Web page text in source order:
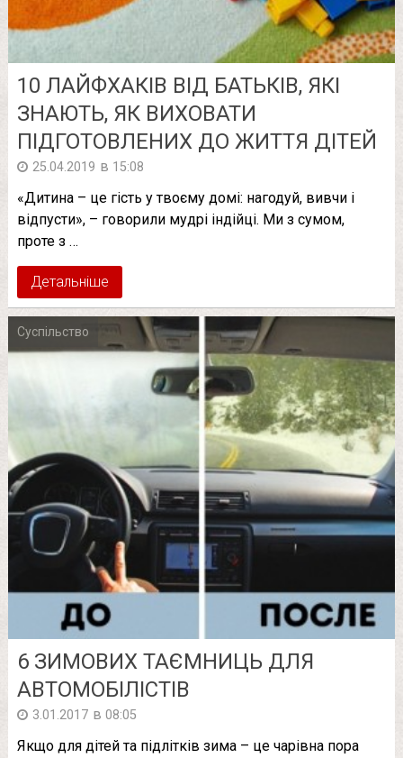
10 ЛАЙФХАКІВ ВІД БАТЬКІВ, ЯКІ
ЗНАЮТЬ, ЯК ВИХОВАТИ
ПІДГОТОВЛЕНИХ ДО ЖИТТЯ ДІТЕЙ
25.04.2019 в 15:08
«Дитина – це гість у твоєму домі: нагодуй, вивчи і
відпусти», – говорили мудрі індійці. Ми з сумом,
проте з …
Детальніше
Суспільство
6 ЗИМОВИХ ТАЄМНИЦЬ ДЛЯ
АВТОМОБІЛІСТІВ
3.01.2017 в 08:05
Якщо для дітей та підлітків зима – це чарівна пора